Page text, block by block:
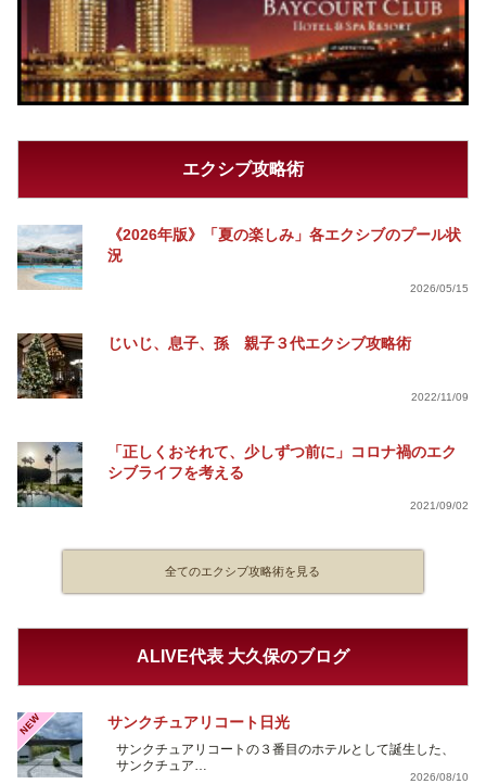
エクシブ攻略術
《2026年版》「夏の楽しみ」各エクシブのプール状
況
2026/05/15
じいじ、息子、孫 親子３代エクシブ攻略術
2022/11/09
「正しくおそれて、少しずつ前に」コロナ禍のエク
シブライフを考える
2021/09/02
全てのエクシブ攻略術を見る
ALIVE代表 大久保のブログ
NEW サンクチュアリコート日光
サンクチュアリコートの３番目のホテルとして誕生した、
サンクチュア…
2026/08/10